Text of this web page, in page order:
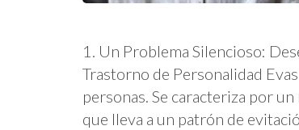
1. Un Problema Silencioso:
Trastorno de Personalidad
personas. Se caracteriza por
que lleva a un patrón de